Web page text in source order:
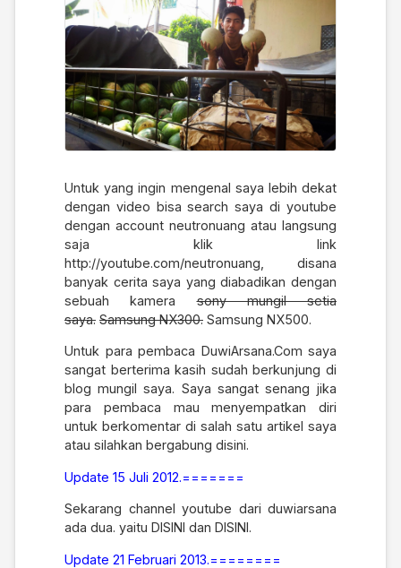
Untuk yang ingin mengenal saya lebih dekat
dengan video bisa search saya di youtube
dengan account neutronuang atau langsung
saja klik link
http://youtube.com/neutronuang , disana
banyak cerita saya yang diabadikan dengan
sebuah kamerasony mungil setia
saya. Samsung NX300. Samsung NX500.
Untuk para pembaca DuwiArsana.Com saya
sangat berterima kasih sudah berkunjung di
blog mungil saya. Saya sangat senang jika
para pembaca mau menyempatkan diri
untuk berkomentar di salah satu artikel saya
atau silahkan bergabung disini.
Update 15 Juli 2012.=======
Sekarang channel youtube dari duwiarsana
ada dua. yaitu DISINI dan DISINI.
Update 21 Februari 2013.========